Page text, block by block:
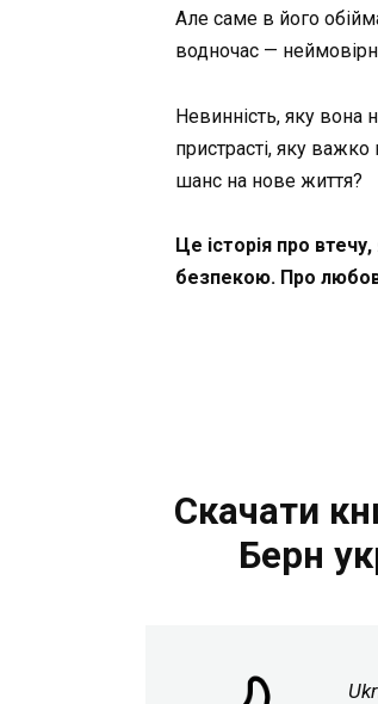
Але саме в його
водночас —
Невинність, яку вона
пристрасті, яку
шанс на нове життя?
Це історія про
безпекою. Про
Скачати
Берн